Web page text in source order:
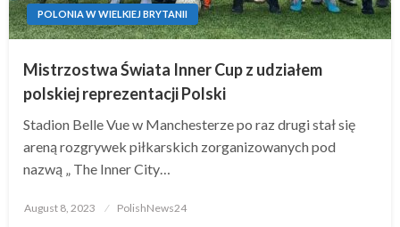
POLONIA W WIELKIEJ BRYTANII
Mistrzostwa Świata Inner Cup z udziałem
polskiej reprezentacji Polski
Stadion Belle Vue w Manchesterze po raz drugi stał się
areną rozgrywek piłkarskich zorganizowanych pod
nazwą „ The Inner City…
Posted
August 8, 2023 PolishNews24